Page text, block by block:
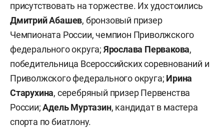
присутствовать на торжестве. Их удостоились
Дмитрий Абашев, бронзовый призер
Чемпионата России, чемпион Приволжского
федерального округа; Ярослава Первакова,
победительница Всероссийских соревнований и
Приволжского федерального округа; Ирина
Старухина, серебряный призер Первенства
России;Адель Муртазин, кандидат в мастера
спорта по биатлону.